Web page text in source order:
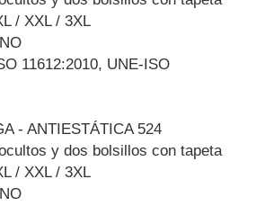
/ XXL / 3XL
11612:2010, UNE-ISO
- ANTIESTÁTICA 524
y dos bolsillos con tapeta
/ XXL / 3XL